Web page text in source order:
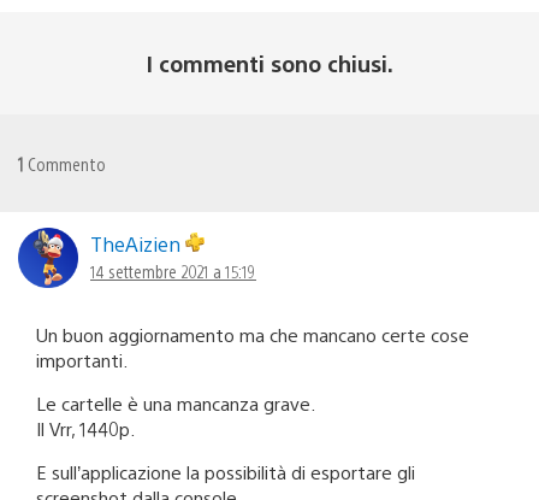
I commenti sono chiusi.
1 Commento
TheAizien
14 settembre 2021 a 15:19
Un buon aggiornamento ma che mancano certe cose
importanti.
Le cartelle è una mancanza grave.
Il Vrr, 1440p.
E sull’applicazione la possibilità di esportare gli